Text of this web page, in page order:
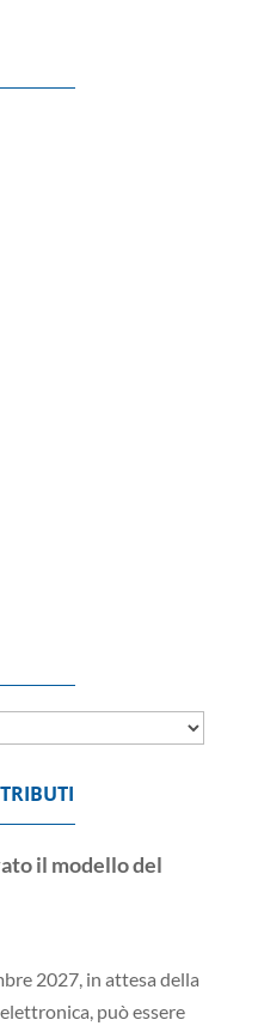
il modello del
2027, in attesa della
può essere